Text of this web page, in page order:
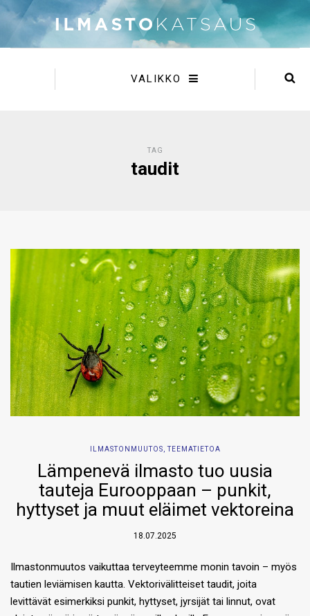
VALIKKO
TAG
taudit
ILMASTONMUUTOS,TEEMATIETOA
Lämpenevä ilmasto tuo uusia
tauteja Eurooppaan – punkit,
hyttyset ja muut eläimet vektoreina
18.07.2025
Ilmastonmuutos vaikuttaa terveyteemme monin tavoin – myös
tautien leviämisen kautta. Vektorivälitteiset taudit, joita
levittävät esimerkiksi punkit, hyttyset, jyrsijät tai linnut, ovat